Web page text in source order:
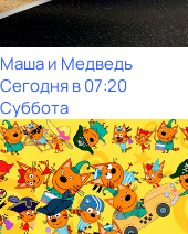
Маша и Медведь
Сегодня в 07:20
Суббота